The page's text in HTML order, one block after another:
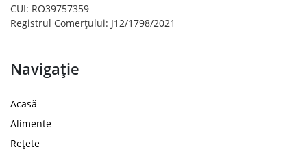
CUI: RO39757359
Registrul Comerțului: J12/1798/2021
Navigație
Acasă
Alimente
Rețete